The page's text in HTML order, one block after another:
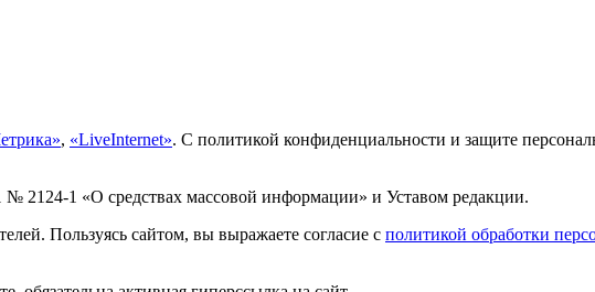
, «LiveInternet». С политикой конфиденциальности и защите
№ 2124-1 «О средствах массовой информации» и Уставом редакции.
Пользуясь сайтом, вы выражаете согласие с политикой обработки